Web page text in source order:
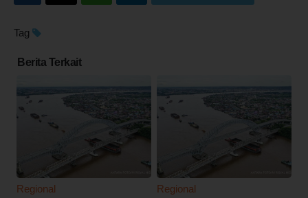
Tag
Berita Terkait
Regional Regional